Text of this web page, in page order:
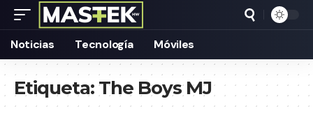
Noticias Tecnología Móviles
Etiqueta:The Boys MJ